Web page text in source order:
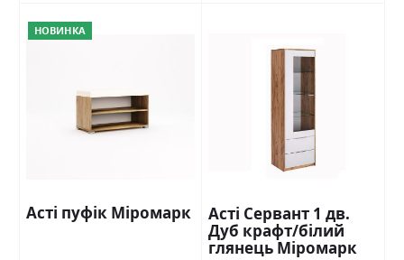
НОВИНКА
Асті пуфік Міромарк
Асті Сервант 1 дв.
Дуб крафт/білий
глянець Міромарк